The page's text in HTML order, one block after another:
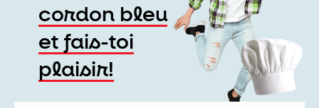
cordon bleu
et fais-toi
plaisir!